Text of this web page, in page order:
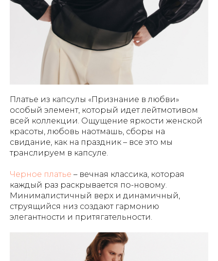
Платье из капсулы «Признание в любви»
особый элемент, который идет лейтмотивом
всей коллекции. Ощущение яркости женской
красоты, любовь наотмашь, сборы на
свидание, как на праздник – все это мы
транслируем в капсуле.
Черное платье – вечная классика, которая
каждый раз раскрывается по-новому.
Минималистичный верх и динамичный,
струящийся низ создают гармонию
элегантности и притягательности.